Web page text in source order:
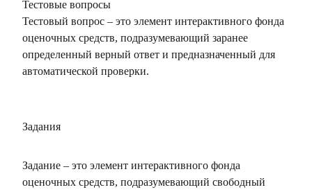
Тестовые вопросы
Тестовый вопрос – это элемент интерактивного фонда
оценочных средств, подразумевающий заранее
определенный верный ответ и предназначенный для
автоматической проверки.
Задания
Задание – это элемент интерактивного фонда
оценочных средств, подразумевающий свободный